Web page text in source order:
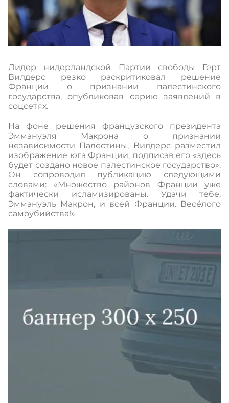
Лидер нидерландской Партии свободы Герт
Вилдерс резко раскритиковал решение
Франции о признании палестинского
государства, опубликовав серию заявлений в
соцсетях.
На фоне решения французского президента
Эммануэля Макрона о признании
независимости Палестины, Вилдерс разместил
изображение юга Франции, подписав его «здесь
будет создано новое палестинское государство».
Он сопроводил публикацию следующими
словами: «Множество районов Франции уже
фактически исламизированы. Удачи тебе,
Эммануэль Макрон, и всей Франции. Весёлого
самоубийства!»